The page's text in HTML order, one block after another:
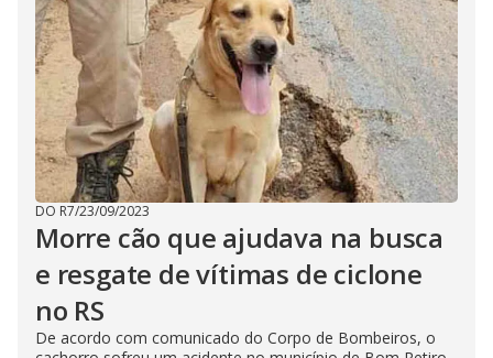
DO R7/23/09/2023
Morre cão que ajudava na busca
e resgate de vítimas de ciclone
no RS
De acordo com comunicado do Corpo de Bombeiros, o